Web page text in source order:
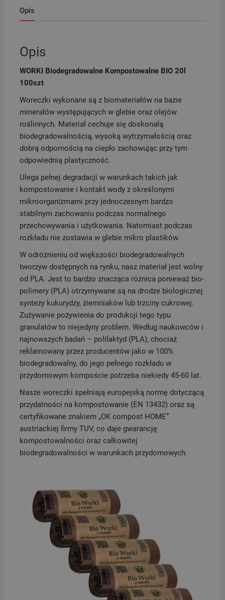
Opis
Opis
WORKI Biodegradowalne Kompostowalne BIO 20l
100szt
Woreczki wykonane są z biomateriałów na bazie
minerałów występujących w glebie oraz olejów
roślinnych. Materiał cechuje się doskonałą
biodegradowalnością, wysoką wytrzymałością oraz
dobrą odpornością na ciepło zachowując przy tym
odpowiednią plastyczność.
Ulega pełnej degradacji w warunkach takich jak
kompostowanie i kontakt wody z określonymi
mikroorganizmami przy jednoczesnym bardzo
stabilnym zachowaniu podczas normalnego
przechowywania i użytkowania. Natomiast podczas
rozkładu nie zostawia w glebie mikro plastików.
W odróżnieniu od większości biodegradowalnych
tworzyw dostępnych na rynku, nasz materiał jest wolny
od PLA. Jest to bardzo znacząca różnica ponieważ bio-
polimery (PLA) otrzymywane są na drodze biologicznej
syntezy kukurydzy, ziemniaków lub trzciny cukrowej.
Zużywanie pożywienia do produkcji tego typu
granulatów to niejedyny problem. Według naukowców i
najnowszych badań – polilaktyd (PLA), chociaż
reklamowany przez producentów jako w 100%
biodegradowalny, do jego pełnego rozkładu w
przydomowym kompoście potrzeba niekiedy 45-60 lat.
Nasze woreczki spełniają europejską normę dotyczącą
przydatności na kompostowanie (EN 13432) oraz są
certyfikowane znakiem „OK compost HOME”
austriackiej firmy TUV, co daje gwarancję
kompostowalności oraz całkowitej
biodegradowalności w warunkach przydomowych.